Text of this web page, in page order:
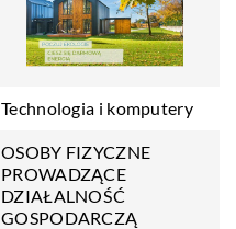
Technologia i komputery
OSOBY FIZYCZNE
PROWADZĄCE
DZIAŁALNOŚĆ
GOSPODARCZĄ